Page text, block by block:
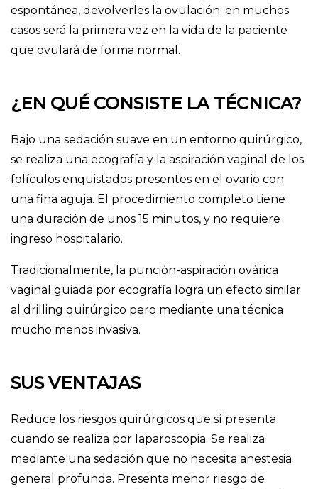
espontánea, devolverles la ovulación; en muchos
casos será la primera vez en la vida de la paciente
que ovulará de forma normal.
¿EN QUÉ CONSISTE LA TÉCNICA?
Bajo una sedación suave en un entorno quirúrgico,
se realiza una ecografía y la aspiración vaginal de los
folículos enquistados presentes en el ovario con
una fina aguja. El procedimiento completo tiene
una duración de unos 15 minutos, y no requiere
ingreso hospitalario.
Tradicionalmente, la punción-aspiración ovárica
vaginal guiada por ecografía logra un efecto similar
al drilling quirúrgico pero mediante una técnica
mucho menos invasiva.
SUS VENTAJAS
Reduce los riesgos quirúrgicos que sí presenta
cuando se realiza por laparoscopia. Se realiza
mediante una sedación que no necesita anestesia
general profunda. Presenta menor riesgo de